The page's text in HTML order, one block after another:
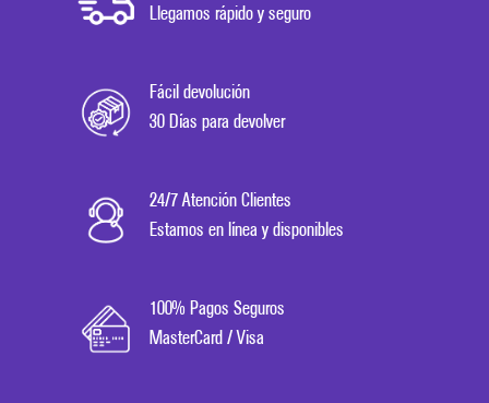
Llegamos rápido y seguro
Fácil devolución
30 Días para devolver
24/7 Atención Clientes
Estamos en línea y disponibles
100% Pagos Seguros
MasterCard / Visa